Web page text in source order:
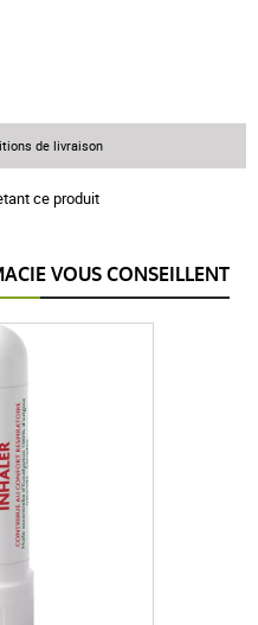
ce produit
de livraison
VOUS CONSEILLENT